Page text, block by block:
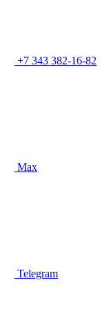
+7 343 382-16-82
Max
Telegram